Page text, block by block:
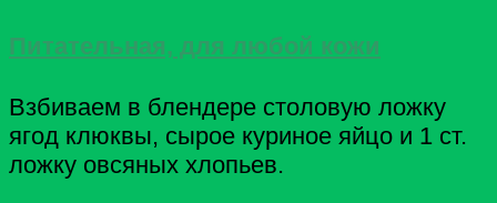
Питательная, для любой кожи
Взбиваем в блендере столовую ложку
ягод клюквы, сырое куриное яйцо и 1 ст.
ложку овсяных хлопьев.